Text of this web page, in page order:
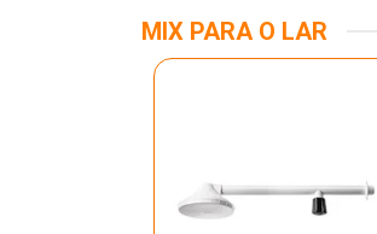
MIX PARA O LAR